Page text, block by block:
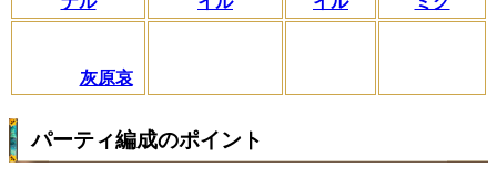
灰原哀
パーティ編成のポイント